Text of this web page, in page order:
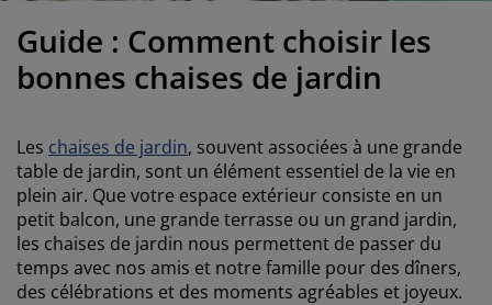
robes
superposés
entretien meubles
pour vitrage
d'extérieur
et repasser
pour animaux de compagnie
Guide : Comment choisir les
bonnes chaises de jardin
Les chaises de jardin, souvent associées à une grande
table de jardin, sont un élément essentiel de la vie en
plein air. Que votre espace extérieur consiste en un
petit balcon, une grande terrasse ou un grand jardin,
les chaises de jardin nous permettent de passer du
temps avec nos amis et notre famille pour des dîners,
des célébrations et des moments agréables et joyeux.